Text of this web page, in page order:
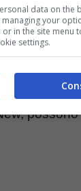
data on the
your
in the site menu
settings.